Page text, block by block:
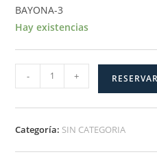
BAYONA-3
Hay existencias
BAYONA-
3
cantidad
- + RESERVAR
Categoría: SIN CATEGORIA